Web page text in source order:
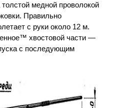
толстой медной проволокой
Правильно
с руки около 12 м.
хвостовой части —
с последующим